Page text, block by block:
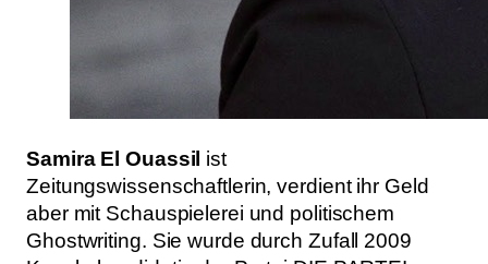
Samira El Ouassil ist
Zeitungswissenschaftlerin, verdient ihr Geld
aber mit Schauspielerei und politischem
Ghostwriting. Sie wurde durch Zufall 2009